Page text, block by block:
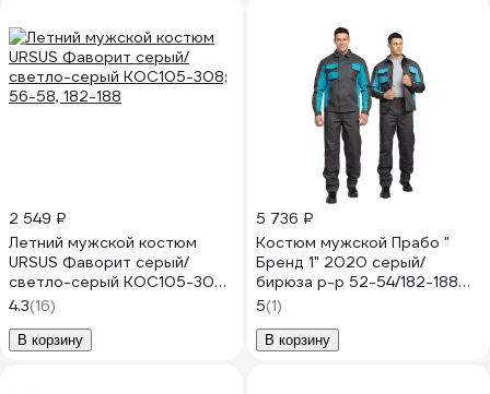
2 549 ₽
Летний мужской костюм
URSUS Фаворит серый/
светло-серый КОС105-308;
56-58, 182-188
4.3(16)
В корзину
5 736 ₽
Костюм мужской Прабо "
Бренд 1" 2020 серый/
бирюза р-р 52-54/182-188
32177
5(1)
В корзину